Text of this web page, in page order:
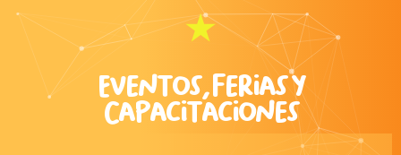
⭑
Eventos, Ferias y
Capacitaciones